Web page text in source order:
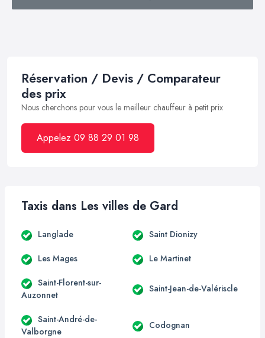
Réservation / Devis / Comparateur
des prix
Nous cherchons pour vous le meilleur chauffeur à petit prix
Appelez 09 88 29 01 98
Taxis dans Les villes de Gard
Langlade Saint Dionizy
Les Mages Le Martinet
Saint-Florent-sur-
Auzonnet
Saint-Jean-de-Valériscle
Saint-André-de-
Valborgne
Codognan